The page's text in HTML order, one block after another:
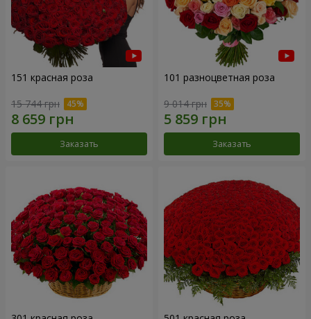
151 красная роза
15 744 грн
Заказать
101 разноцветная роза
9 014 грн
Заказать